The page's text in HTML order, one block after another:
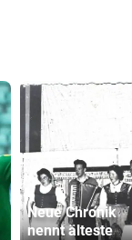
Neue Chronik
nennt älteste